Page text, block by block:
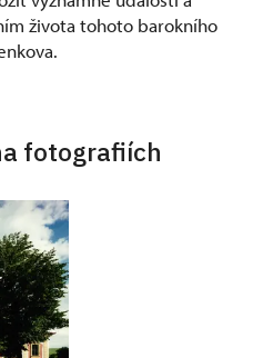
života tohoto barokního
fotografiích